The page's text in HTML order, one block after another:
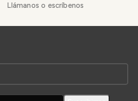
Llámanos o escríbenos